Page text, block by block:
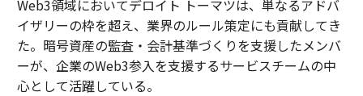
Web3領域においてデロイト トーマツは、単なるアドバ
イザリーの枠を超え、業界のルール策定にも貢献してき
た。暗号資産の監査・会計基準づくりを支援したメンバ
ーが、企業のWeb3参入を支援するサービスチームの中
心として活躍している。